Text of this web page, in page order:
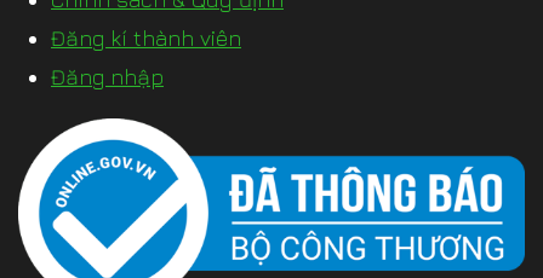
Đăng kí thành viên
Đăng nhập